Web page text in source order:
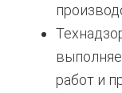
работ и